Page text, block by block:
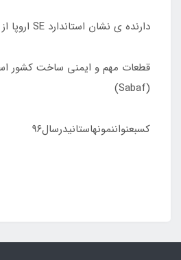
دارنده ی نشان استاندارد SE اروپا از TUV آلمان
(Sabaf)
کسبعنواننمونهاستانیدرسال٩۶